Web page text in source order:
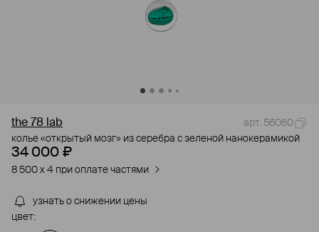
the 78 lab
арт. 56060
колье «открытый мозг» из серебра с зеленой нанокерамикой
34 000 ₽
8 500 x 4 при оплате частями
узнать о снижении цены
цвет: